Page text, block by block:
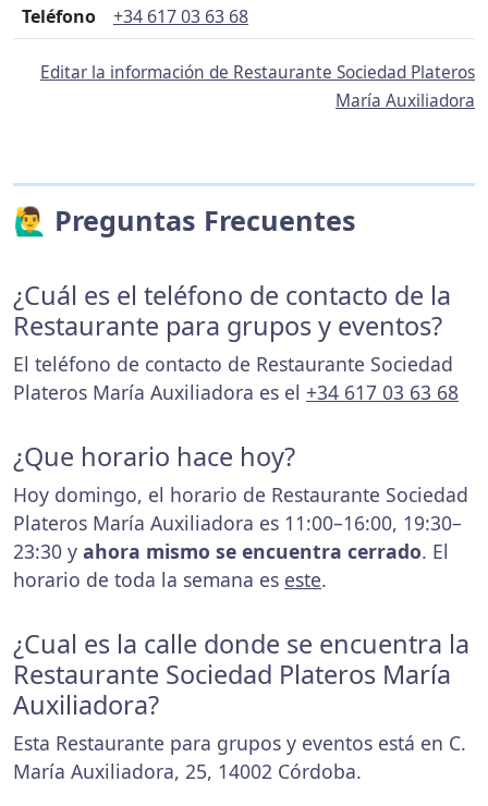
Teléfono +34 617 03 63 68
Editar la información de Restaurante Sociedad Plateros
María Auxiliadora
🙋‍♂️ Preguntas Frecuentes
¿Cuál es el teléfono de contacto de la
Restaurante para grupos y eventos?
El teléfono de contacto de Restaurante Sociedad
Plateros María Auxiliadora es el +34 617 03 63 68
¿Que horario hace hoy?
Hoy domingo, el horario de Restaurante Sociedad
Plateros María Auxiliadora es 11:00–16:00, 19:30–
23:30 y ahora mismo se encuentra cerrado. El
horario de toda la semana es este.
¿Cual es la calle donde se encuentra la
Restaurante Sociedad Plateros María
Auxiliadora?
Esta Restaurante para grupos y eventos está en C.
María Auxiliadora, 25, 14002 Córdoba.